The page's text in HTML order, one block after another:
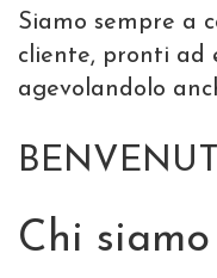
Siamo sempre a
cliente, pronti ad
agevolandolo
Chi siamo